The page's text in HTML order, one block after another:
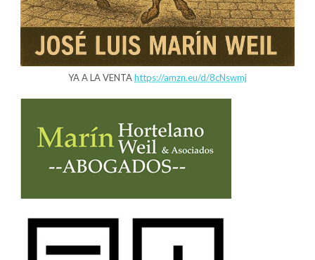
YA A LA VENTAhttps://amzn.eu/d/8cNswmj